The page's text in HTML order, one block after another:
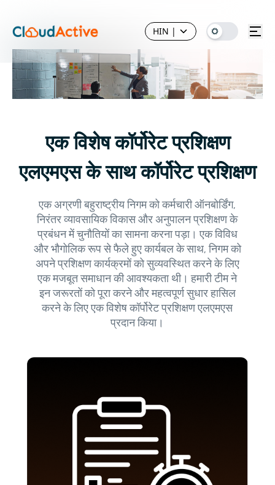
HIN |
एक विशेष कॉर्पोरेट प्रशिक्षण
एलएमएस के साथ कॉर्पोरेट प्रशिक्षण
एक अग्रणी बहुराष्ट्रीय निगम को कर्मचारी ऑनबोर्डिंग,
निरंतर व्यावसायिक विकास और अनुपालन प्रशिक्षण के
प्रबंधन में चुनौतियों का सामना करना पड़ा। एक विविध
और भौगोलिक रूप से फैले हुए कार्यबल के साथ, निगम को
अपने प्रशिक्षण कार्यक्रमों को सुव्यवस्थित करने के लिए
एक मजबूत समाधान की आवश्यकता थी। हमारी टीम ने
इन जरूरतों को पूरा करने और महत्वपूर्ण सुधार हासिल
करने के लिए एक विशेष कॉर्पोरेट प्रशिक्षण एलएमएस
प्रदान किया।